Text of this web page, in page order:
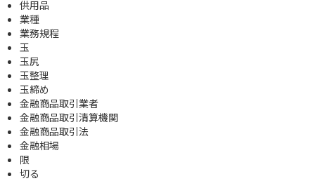
供用品
業種
業務規程
玉
玉尻
玉整理
玉締め
金融商品取引業者
金融商品取引清算機関
金融商品取引法
金融相場
限
切る